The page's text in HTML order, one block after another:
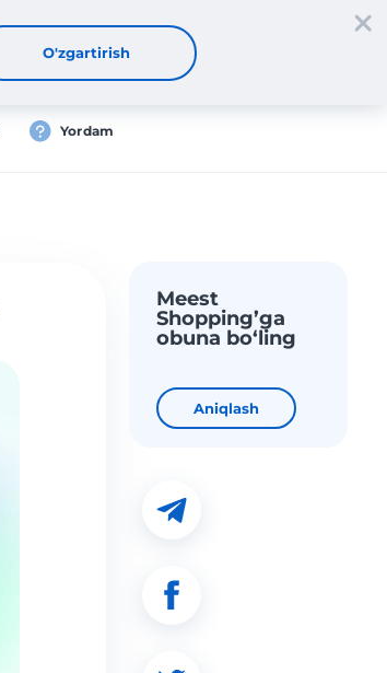
Kirish UZ
Yordam
O'zgartirish
Meest
Shopping’ga
obuna bo‘ling
Aniqlash